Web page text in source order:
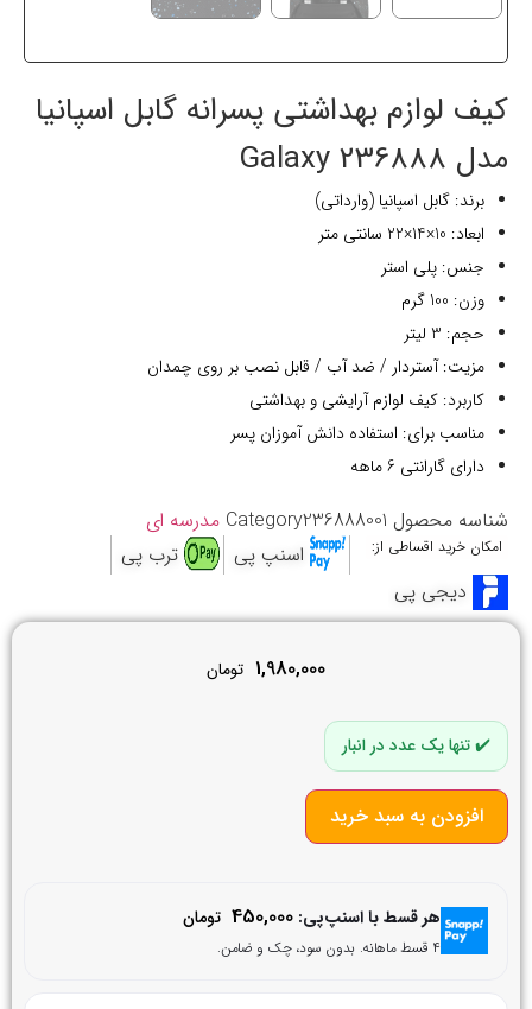
کیف لوازم بهداشتی پسرانه گابل اسپانیا
مدل 236888 Galaxy
برند: گابل اسپانیا (وارداتی)
ابعاد: 10×14×22 سانتی متر
جنس: پلی استر
وزن: 100 گرم
حجم: 3 لیتر
مزیت: آستردار / ضد آب / قابل نصب بر روی چمدان
کاربرد: کیف لوازم آرایشی و بهداشتی
مناسب برای: استفاده دانش آموزان پسر
دارای گارانتی 6 ماهه
شناسه محصول 236888001
Category مدرسه ای
امکان خرید اقساطی از: اسنپ پی
ترب پی
دیجی پی
1,980,000 تومان
تنها یک عدد در انبار
افزودن به سبد خرید
هر قسط با اسنپ‌پی: 450,000 تومان
۴ قسط ماهانه. بدون سود، چک و ضامن.